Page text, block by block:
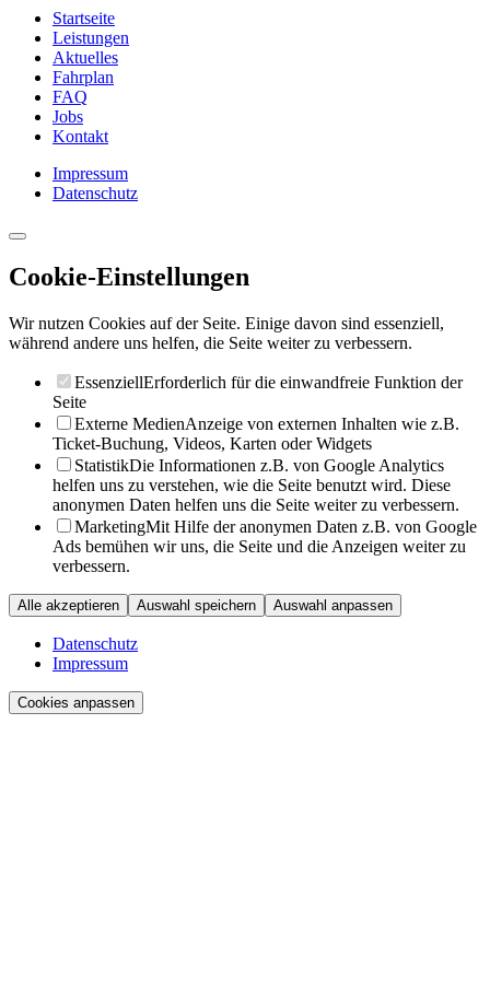
Startseite
Leistungen
Aktuelles
Fahrplan
FAQ
Jobs
Kontakt
Impressum
Datenschutz
Cookie-Einstellungen
Wir nutzen Cookies auf der Seite. Einige davon sind essenziell,
während andere uns helfen, die Seite weiter zu verbessern.
EssenziellErforderlich für die einwandfreie Funktion der
Seite
Externe MedienAnzeige von externen Inhalten wie z.B.
Ticket-Buchung, Videos, Karten oder Widgets
StatistikDie Informationen z.B. von Google Analytics
helfen uns zu verstehen, wie die Seite benutzt wird. Diese
anonymen Daten helfen uns die Seite weiter zu verbessern.
MarketingMit Hilfe der anonymen Daten z.B. von Google
Ads bemühen wir uns, die Seite und die Anzeigen weiter zu
verbessern.
Alle akzeptieren Auswahl speichern Auswahl anpassen
Datenschutz
Impressum
Cookies anpassen